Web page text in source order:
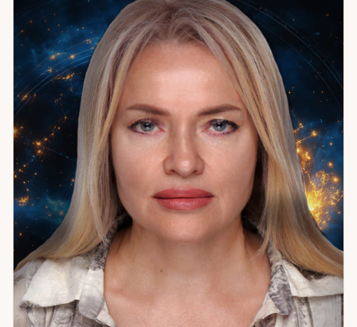
разбором: помогаю правильно сформулировать вопрос.
Это не формальность — это ключ. Точный вопрос даёт
точный ответ. Расплывчатый вопрос — расплывчатый ответ,
даже если карты говорят ясно. Поэтому работа начинается
с вопроса. Если вам нужен чёткий ответ без воды —
приходите. Начнём с правильного вопроса.